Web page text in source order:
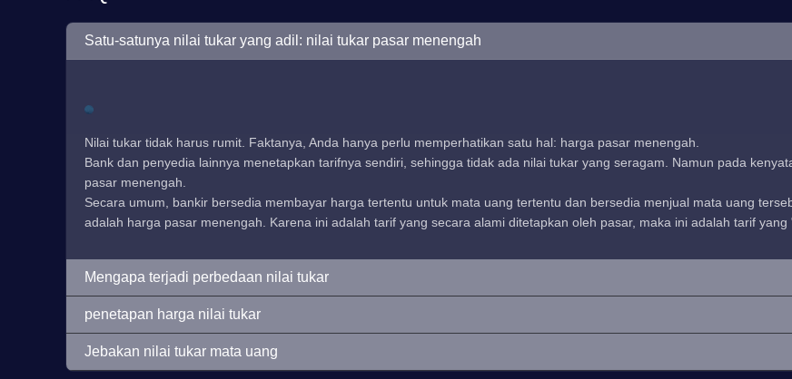
Satu-satunya nilai tukar yang adil: nilai tukar pasar menengah
Nilai tukar tidak harus rumit. Faktanya, Anda hanya perlu memperhatikan satu hal: harga pasar menengah.
Bank dan penyedia lainnya menetapkan tarifnya sendiri, sehingga tidak ada nilai tukar yang seragam. Namun pada
pasar menengah.
Secara umum, bankir bersedia membayar harga tertentu untuk mata uang tertentu dan bersedia menjual mata uang
adalah harga pasar menengah. Karena ini adalah tarif yang secara alami ditetapkan oleh pasar, maka ini adalah tarif yang
Mengapa terjadi perbedaan nilai tukar
penetapan harga nilai tukar
Jebakan nilai tukar mata uang